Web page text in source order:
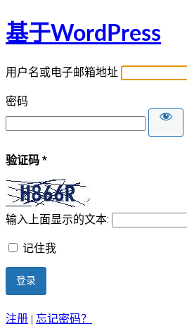
基于WordPress
用户名或电子邮箱地址
密码
验证码 *
输入上面显示的文本:
记住我
注册 | 忘记密码？